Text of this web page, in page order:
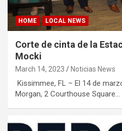
HOME LOCAL NEWS
Corte de cinta de la
Mocki
March 14, 2023 Noticias News
Kissimmee, FL – El 14 de
Morgan, 2 Courthouse Square…